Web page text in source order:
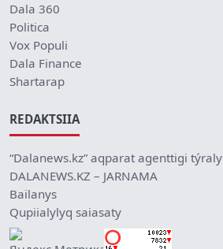
Dala 360
Politica
Vox Populi
Dala Finance
Shartarap
REDAKTSIIA
“Dalanews.kz” aqparat agenttigi týraly
DALANEWS.KZ – JARNAMA
Bailanys
Qupiialylyq saiasaty